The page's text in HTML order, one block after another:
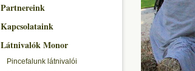
Partnereink
Kapcsolataink
Látnivalók Monor
Pincefalunk látnivalói